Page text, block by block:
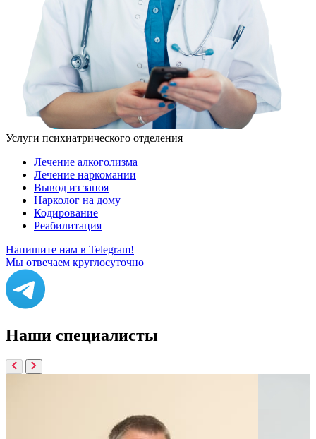
Услуги психиатрического отделения
Лечение алкоголизма
Лечение наркомании
Вывод из запоя
Нарколог на дому
Кодирование
Реабилитация
Напишите нам в Telegram!
Мы отвечаем круглосуточно
Наши специалисты